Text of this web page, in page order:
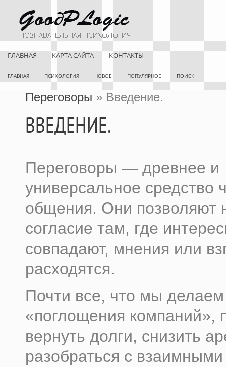
ГЛАВНАЯ КАРТА САЙТА КОНТАКТЫ
ГЛАВНАЯ ПСИХОЛОГИЯ НОВОЕ ПОПУЛЯРНОЕ ПОИСК
Переговоры » Введение.
ВВЕДЕНИЕ.
Переговоры — древнее и
универсальное средство
общения. Они позволяют
согласие там, где
совпадают, мнения или
расходятся.
Почти все, что мы делаем
«поглощения компаний»,
вернуть долги, снизить
разобраться с